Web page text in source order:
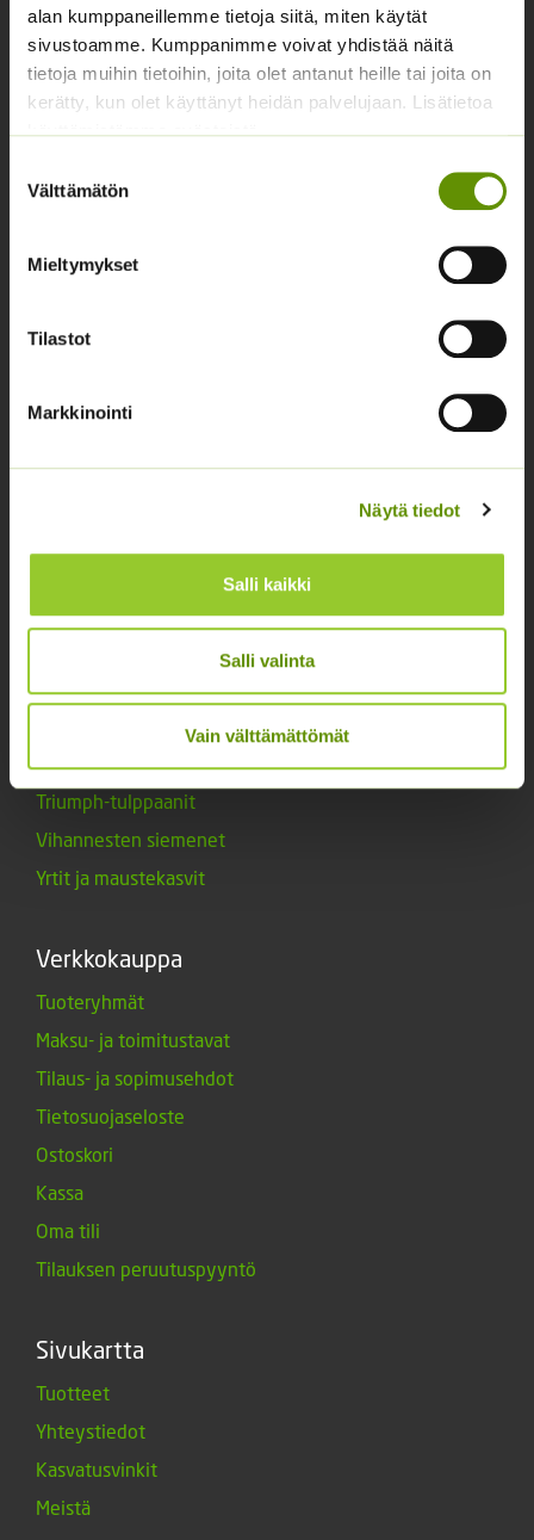
alan kumppaneillemme tietoja siitä, miten käytät
sivustoamme. Kumppanimme voivat yhdistää näitä
tietoja muihin tietoihin, joita olet antanut heille tai joita on
kerätty, kun olet käyttänyt heidän palvelujaan. Lisätietoa
käyttämistämme evästeistä
valinta
Välttämätön
Mieltymykset
Tilastot
Markkinointi
Näytä tiedot
Salli kaikki
Salli valinta
Vain välttämättömät
Asiakaspalvelu avoinna arkisin klo 10-17
02 631 9700
info@siemenvesa.fi
Kankaanpää.
17.
Osastottomat tuotteet
Marjat ja mansikat
Muut tuotteet
Tarvikkeet
Triumph-tulppaanit
Vihannesten siemenet
Yrtit ja maustekasvit
Verkkokauppa
Tuoteryhmät
Maksu- ja toimitustavat
Tilaus- ja sopimusehdot
Tietosuojaseloste
Ostoskori
Kassa
Oma tili
Tilauksen peruutuspyyntö
Sivukartta
Tuotteet
Yhteystiedot
Kasvatusvinkit
Meistä